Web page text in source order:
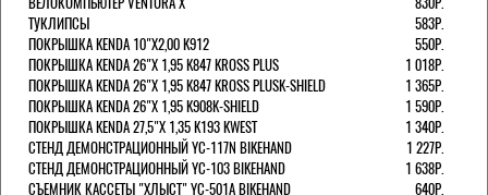
ТУКЛИПСЫ
583Р.
ПОКРЫШКА KENDA 10"Х2,00 K912
550Р.
ПОКРЫШКА KENDA 26"Х 1,95 K847 KROSS PLUS
1 018Р.
ПОКРЫШКА KENDA 26"Х 1,95 K847 KROSS PLUSK-SHIELD
1 365Р.
ПОКРЫШКА KENDA 26"Х 1,95 K908K-SHIELD
1 590Р.
ПОКРЫШКА KENDA 27,5"Х 1,35 K193 KWEST
1 340Р.
СТЕНД ДЕМОНСТРАЦИОННЫЙ YC-117N BIKEHAND
1 227Р.
СТЕНД ДЕМОНСТРАЦИОННЫЙ YC-103 BIKEHAND
1 638Р.
СЪЕМНИК КАССЕТЫ "ХЛЫСТ" YC-501A BIKEHAND
640Р.